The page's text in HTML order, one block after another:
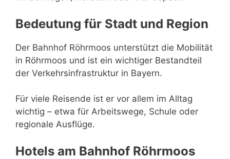
Bedeutung für Stadt und Region
Der Bahnhof Röhrmoos unterstützt die Mobilität
in Röhrmoos und ist ein wichtiger Bestandteil
der Verkehrsinfrastruktur in Bayern.
Für viele Reisende ist er vor allem im Alltag
wichtig – etwa für Arbeitswege, Schule oder
regionale Ausflüge.
Hotels am Bahnhof Röhrmoos